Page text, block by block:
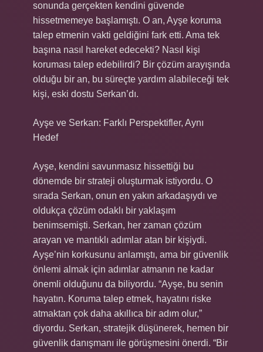
sonunda gerçekten kendini güvende
hissetmemeye başlamıştı. O an, Ayşe koruma
talep etmenin vakti geldiğini fark etti. Ama tek
başına nasıl hareket edecekti? Nasıl kişi
koruması talep edebilirdi? Bir çözüm arayışında
olduğu bir an, bu süreçte yardım alabileceği tek
kişi, eski dostu Serkan’dı.
Ayşe ve Serkan: Farklı Perspektifler, Aynı
Hedef
Ayşe, kendini savunmasız hissettiği bu
dönemde bir strateji oluşturmak istiyordu. O
sırada Serkan, onun en yakın arkadaşıydı ve
oldukça çözüm odaklı bir yaklaşım
benimsemişti. Serkan, her zaman çözüm
arayan ve mantıklı adımlar atan bir kişiydi.
Ayşe’nin korkusunu anlamıştı, ama bir güvenlik
önlemi almak için adımlar atmanın ne kadar
önemli olduğunu da biliyordu. “Ayşe, bu senin
hayatın. Koruma talep etmek, hayatını riske
atmaktan çok daha akıllıca bir adım olur,”
diyordu. Serkan, stratejik düşünerek, hemen bir
güvenlik danışmanı ile görüşmesini önerdi. “Bir